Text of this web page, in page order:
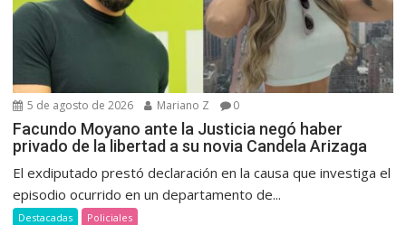
5 de agosto de 2026 Mariano Z 0
Facundo Moyano ante la Justicia negó haber
privado de la libertad a su novia Candela Arizaga
El exdiputado prestó declaración en la causa que investiga el
episodio ocurrido en un departamento de...
Destacadas Policiales